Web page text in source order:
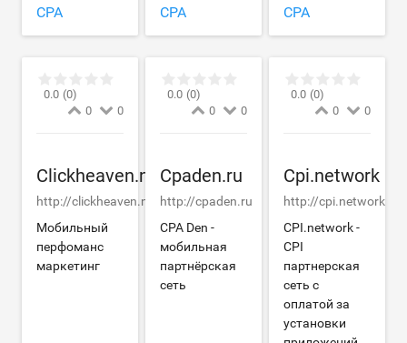
CPA
CPA
CPA
0.0 (0)
0
0
Clickheaven.net
http://clickheaven.net
Мобильный
перфоманс
маркетинг
0.0 (0)
0
0
Cpaden.ru
http://cpaden.ru
CPA Den -
мобильная
партнёрская
сеть
0.0 (0)
0
0
Cpi.network
http://cpi.network
CPI.network -
CPI
партнерская
сеть с
оплатой за
установки